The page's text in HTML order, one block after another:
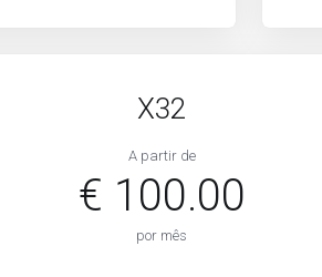
X32
A partir de
€ 100.00
por mês